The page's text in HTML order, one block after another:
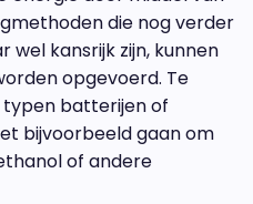
die nog verder
kansrijk zijn, kunnen
opgevoerd. Te
batterijen of
bijvoorbeeld gaan om
of andere